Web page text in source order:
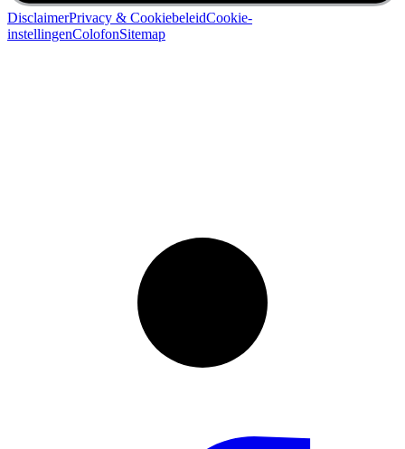
DisclaimerPrivacy & CookiebeleidCookie-
instellingenColofonSitemap